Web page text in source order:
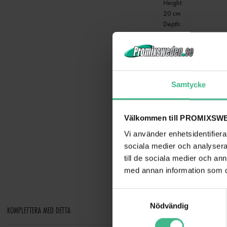
Samtycke
Välkommen till
Vi använder
sociala medier och
till de sociala medier och
med annan information som
Nödvändig
Height:
20 cm
Depth:
4 cm
Width:
63,5 cm
Ecodesign regulation:
Yes
Not designed for
Purpose:
Show effect lighting
KOMPLETTERA MED DETTA